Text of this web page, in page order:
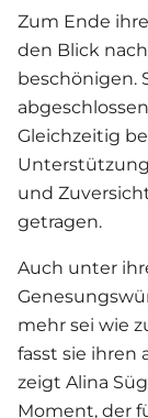
Zum Ende
den Blick
beschönigen.
Gleichzeitig
Unterstützung
und
getragen.
Auch unter
mehr sei wie
fasst sie ihren
zeigt Alina
Moment, der